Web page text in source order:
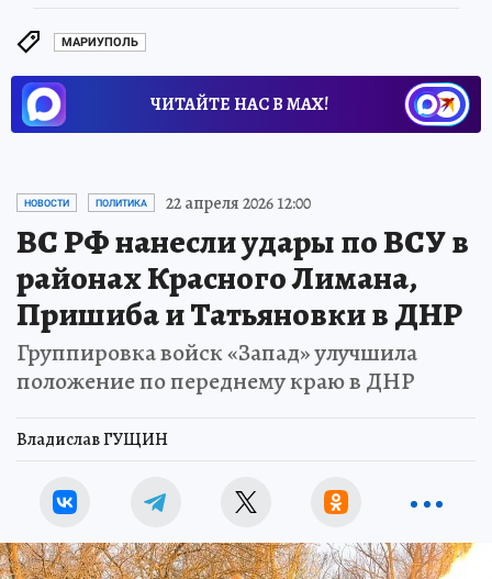
МАРИУПОЛЬ
ЧИТАЙТЕ НАС В МАХ!
НОВОСТИ ПОЛИТИКА 22 апреля 2026 12:00
ВС РФ нанесли удары по ВСУ в
районах Красного Лимана,
Пришиба и Татьяновки в ДНР
Группировка войск «Запад» улучшила
положение по переднему краю в ДНР
Владислав ГУЩИН